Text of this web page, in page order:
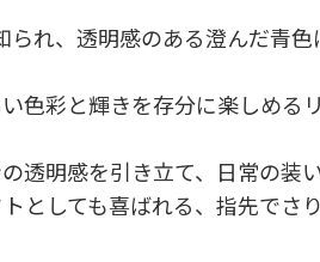
られ、透明感のある澄んだ青
色彩と輝きを存分に楽しめる
透明感を引き立て、日常の装
としても喜ばれる、指先でさ